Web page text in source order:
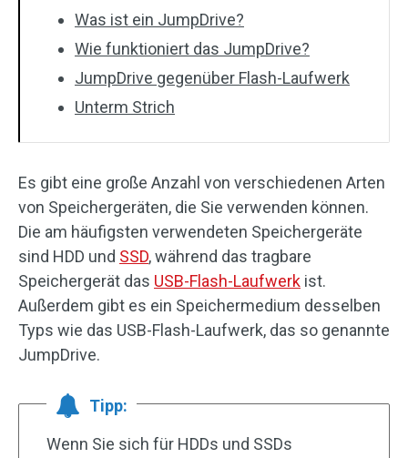
Was ist ein JumpDrive?
Wie funktioniert das JumpDrive?
JumpDrive gegenüber Flash-Laufwerk
Unterm Strich
Es gibt eine große Anzahl von verschiedenen Arten
von Speichergeräten, die Sie verwenden können.
Die am häufigsten verwendeten Speichergeräte
sind HDD und SSD, während das tragbare
Speichergerät das USB-Flash-Laufwerk ist.
Außerdem gibt es ein Speichermedium desselben
Typs wie das USB-Flash-Laufwerk, das so genannte
JumpDrive.
Tipp:
Wenn Sie sich für HDDs und SSDs